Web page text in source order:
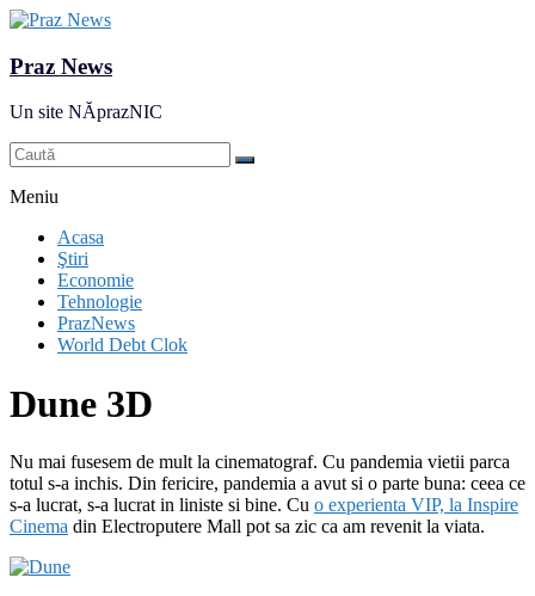
Praz News
Un site NĂprazNIC
Meniu
Acasa
Ştiri
Economie
Tehnologie
PrazNews
World Debt Clok
Dune 3D
Nu mai fusesem de mult la cinematograf. Cu pandemia vietii parca
totul s-a inchis. Din fericire, pandemia a avut si o parte buna: ceea ce
s-a lucrat, s-a lucrat in liniste si bine. Cu o experienta VIP, la Inspire
Cinema din Electroputere Mall pot sa zic ca am revenit la viata.